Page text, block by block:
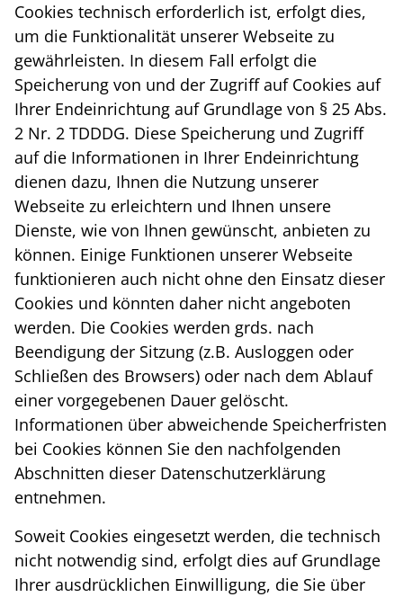
Cookies technisch erforderlich ist, erfolgt dies,
um die Funktionalität unserer Webseite zu
gewährleisten. In diesem Fall erfolgt die
Speicherung von und der Zugriff auf Cookies auf
Ihrer Endeinrichtung auf Grundlage von § 25 Abs.
2 Nr. 2 TDDDG. Diese Speicherung und Zugriff
auf die Informationen in Ihrer Endeinrichtung
dienen dazu, Ihnen die Nutzung unserer
Webseite zu erleichtern und Ihnen unsere
Dienste, wie von Ihnen gewünscht, anbieten zu
können. Einige Funktionen unserer Webseite
funktionieren auch nicht ohne den Einsatz dieser
Cookies und könnten daher nicht angeboten
werden. Die Cookies werden grds. nach
Beendigung der Sitzung (z.B. Ausloggen oder
Schließen des Browsers) oder nach dem Ablauf
einer vorgegebenen Dauer gelöscht.
Informationen über abweichende Speicherfristen
bei Cookies können Sie den nachfolgenden
Abschnitten dieser Datenschutzerklärung
entnehmen.
Soweit Cookies eingesetzt werden, die technisch
nicht notwendig sind, erfolgt dies auf Grundlage
Ihrer ausdrücklichen Einwilligung, die Sie über